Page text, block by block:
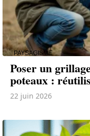
PAYSAGISME
Poser un
poteaux :
22 juin 2026